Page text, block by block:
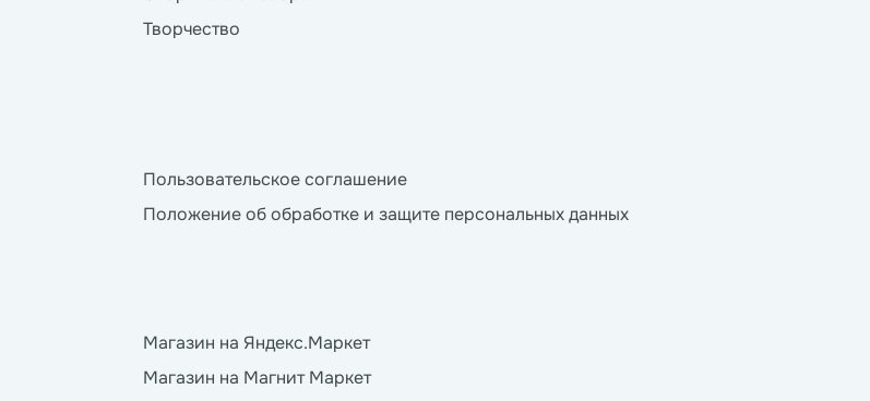
Творчество
Пользовательское соглашение
Положение об обработке и защите персональных данных
Магазин на Яндекс.Маркет
Магазин на Магнит Маркет